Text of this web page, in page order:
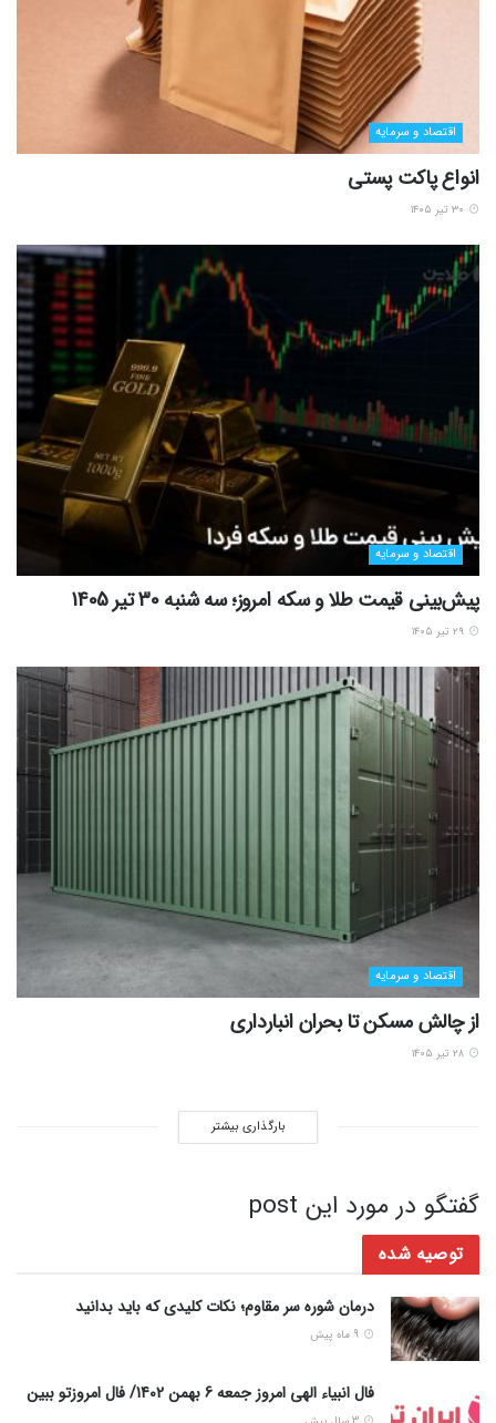
اقتصاد و سرمایه
انواع پاکت پستی
اقتصاد و سرمایه
پیش‌بینی قیمت طلا و سکه امروز؛ سه شنبه 30 تیر 1405
اقتصاد و سرمایه
از چالش مسکن تا بحران انبارداری
بارگذاری بیشتر
گفتگو در مورد این post
توصیه شده
درمان شوره سر مقاوم؛ نکات کلیدی که باید بدانید
فال انبیاء الهی امروز جمعه 6 بهمن 1402/ فال امروزتو ببین